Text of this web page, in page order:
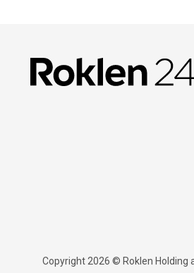
Copyright 2026 © Roklen Holding